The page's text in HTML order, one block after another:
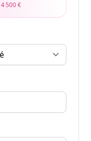
4 500 €